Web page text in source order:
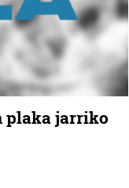
plaka jarriko